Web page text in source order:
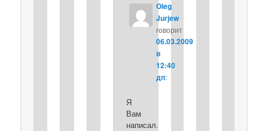
Oleg
Jurjew
говорит
06.03.2009
в
12:40
дп:
Я
Вам
написал.